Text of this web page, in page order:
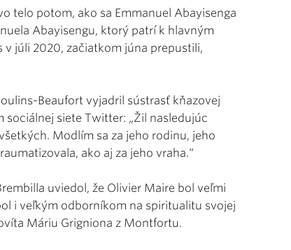
telo potom, ako sa Emmanuel Abayisenga
Abayisengu, ktorý patrí k hlavným
v júli 2020, začiatkom júna prepustili,
Beaufort vyjadril sústrasť kňazovej
siete Twitter: „Žil nasledujúc
Modlím sa za jeho rodinu, jeho
ako aj za jeho vraha.“
uviedol, že Olivier Maire bol veľmi
i veľkým odborníkom na spiritualitu svojej
Máriu Grigniona z Montfortu.